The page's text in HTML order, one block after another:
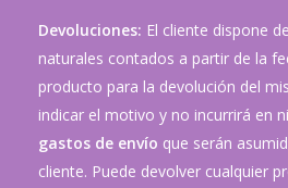
Devoluciones: El cliente dispone
naturales contados a partir de la
producto para la devolución del
indicar el motivo y no incurrirá en
gastos de envío que serán
cliente. Puede devolver cualquier